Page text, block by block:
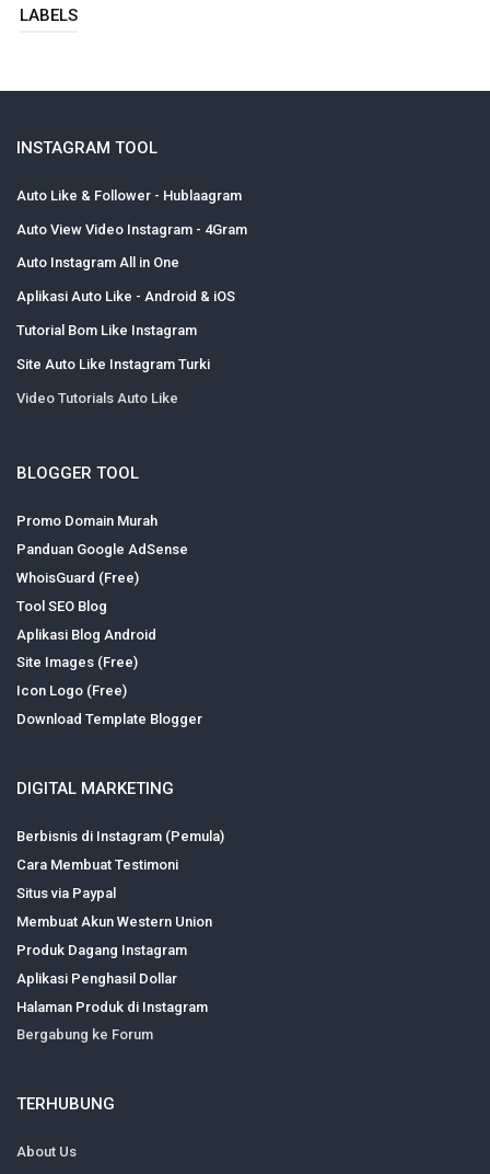
LABELS
INSTAGRAM TOOL
Auto Like & Follower - Hublaagram
Auto View Video Instagram - 4Gram
Auto Instagram All in One
Aplikasi Auto Like - Android & iOS
Tutorial Bom Like Instagram
Site Auto Like Instagram Turki
Video Tutorials Auto Like
BLOGGER TOOL
Promo Domain Murah
Panduan Google AdSense
WhoisGuard (Free)
Tool SEO Blog
Aplikasi Blog Android
Site Images (Free)
Icon Logo (Free)
Download Template Blogger
DIGITAL MARKETING
Berbisnis di Instagram (Pemula)
Cara Membuat Testimoni
Situs via Paypal
Membuat Akun Western Union
Produk Dagang Instagram
Aplikasi Penghasil Dollar
Halaman Produk di Instagram
Bergabung ke Forum
TERHUBUNG
About Us